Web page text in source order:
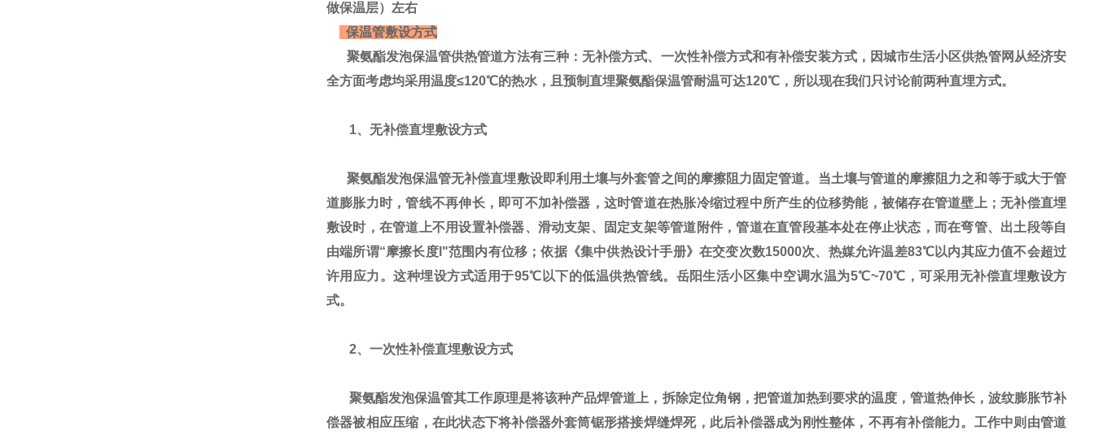
做保温层）左右
保温管敷设方式
聚氨酯发泡保温管供热管道方法有三种：无补偿方式、一次性补偿方式和有补偿安装方式，因城市生活小区供热管网从经济安
全方面考虑均采用温度≤120℃的热水，且预制直埋聚氨酯保温管耐温可达120℃，所以现在我们只讨论前两种直埋方式。
1、无补偿直埋敷设方式
聚氨酯发泡保温管无补偿直埋敷设即利用土壤与外套管之间的摩擦阻力固定管道。当土壤与管道的摩擦阻力之和等于或大于管
道膨胀力时，管线不再伸长，即可不加补偿器，这时管道在热胀冷缩过程中所产生的位移势能，被储存在管道壁上；无补偿直埋
敷设时，在管道上不用设置补偿器、滑动支架、固定支架等管道附件，管道在直管段基本处在停止状态，而在弯管、出土段等自
由端所谓“摩擦长度l"范围内有位移；依据《集中供热设计手册》在交变次数15000次、热媒允许温差83℃以内其应力值不会超过
许用应力。这种埋设方式适用于95℃以下的低温供热管线。岳阳生活小区集中空调水温为5℃~70℃，可采用无补偿直埋敷设方
式。
2、一次性补偿直埋敷设方式
聚氨酯发泡保温管其工作原理是将该种产品焊管道上，拆除定位角钢，把管道加热到要求的温度，管道热伸长，波纹膨胀节补
偿器被相应压缩，在此状态下将补偿器外套筒锯形搭接焊缝焊死，此后补偿器成为刚性整体，不再有补偿能力。工作中则由管道